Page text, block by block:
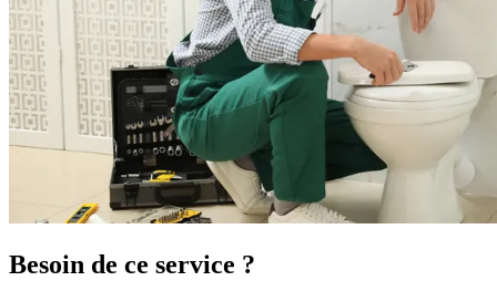
Besoin de ce service ?